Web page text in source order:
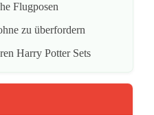
Flugposen
zu überfordern
Harry Potter Sets